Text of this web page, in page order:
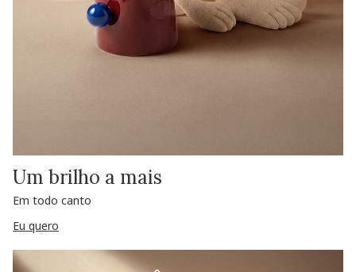
Um brilho a mais
Em todo canto
Eu quero